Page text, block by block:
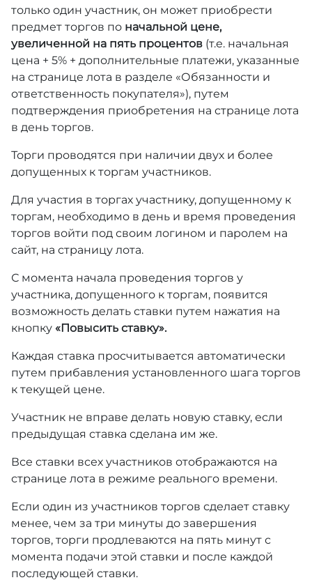
только один участник, он может приобрести
предмет торгов по начальной цене,
увеличенной на пять процентов (т.е. начальная
цена + 5% + дополнительные платежи, указанные
на странице лота в разделе «Обязанности и
ответственность покупателя»), путем
подтверждения приобретения на странице лота
в день торгов.
Торги проводятся при наличии двух и более
допущенных к торгам участников.
Для участия в торгах участнику, допущенному к
торгам, необходимо в день и время проведения
торгов войти под своим логином и паролем на
сайт, на страницу лота.
С момента начала проведения торгов у
участника, допущенного к торгам, появится
возможность делать ставки путем нажатия на
кнопку «Повысить ставку».
Каждая ставка просчитывается автоматически
путем прибавления установленного шага торгов
к текущей цене.
Участник не вправе делать новую ставку, если
предыдущая ставка сделана им же.
Все ставки всех участников отображаются на
странице лота в режиме реального времени.
Если один из участников торгов сделает ставку
менее, чем за три минуты до завершения
торгов, торги продлеваются на пять минут с
момента подачи этой ставки и после каждой
последующей ставки.